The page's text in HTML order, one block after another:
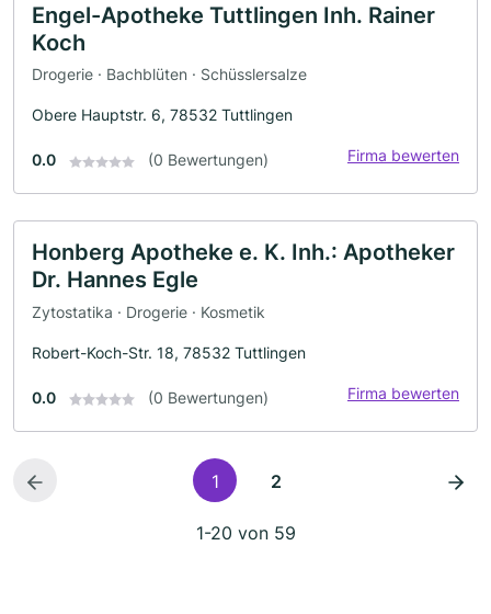
Engel-Apotheke Tuttlingen Inh. Rainer
Koch
Drogerie · Bachblüten · Schüsslersalze
Obere Hauptstr. 6, 78532 Tuttlingen
0.0 (0 Bewertungen) Firma bewerten
Honberg Apotheke e. K. Inh.: Apotheker
Dr. Hannes Egle
Zytostatika · Drogerie · Kosmetik
Robert-Koch-Str. 18, 78532 Tuttlingen
0.0 (0 Bewertungen) Firma bewerten
1 2
1-20 von 59